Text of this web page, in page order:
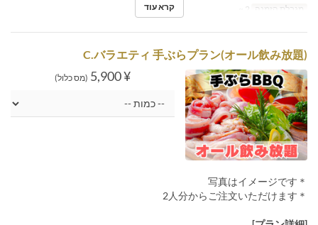
מגבלת הזמנה קרא עוד
C.バラエティ 手ぶらプラン(オール飲み放題)
¥ 5,900 (מס כלול)
＊写真はイメージです
＊2人分からご注文いただけます